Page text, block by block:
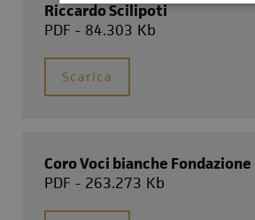
Riccardo Scilipoti
PDF - 84.303 Kb
Scarica
Coro Voci bianche Fondazione
PDF - 263.273 Kb